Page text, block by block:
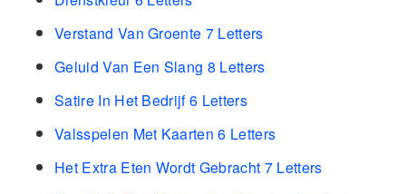
Verstand Van Groente 7 Letters
Geluid Van Een Slang 8 Letters
Satire In Het Bedrijf 6 Letters
Valsspelen Met Kaarten 6 Letters
Het Extra Eten Wordt Gebracht 7 Letters